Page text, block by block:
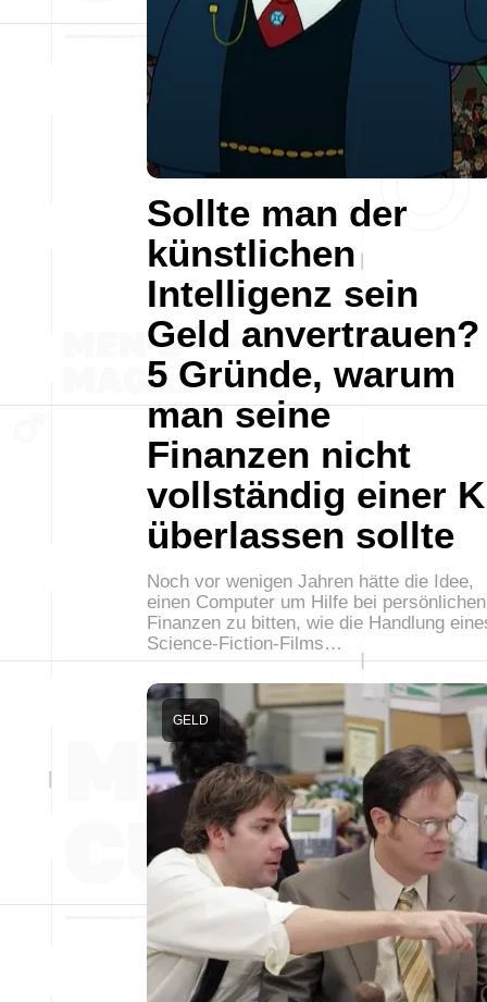
Sollte man der
künstlichen
Intelligenz sein
Geld anvertrauen?
5 Gründe, warum
man seine
Finanzen nicht
vollständig einer
überlassen sollte
Noch vor wenigen Jahren hätte die Idee,
einen Computer um Hilfe bei persönlichen
Finanzen zu bitten, wie die Handlung
Science-Fiction-Films…
GELD